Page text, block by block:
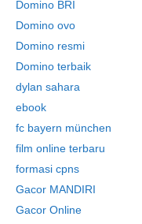
Domino BRI
Domino ovo
Domino resmi
Domino terbaik
dylan sahara
ebook
fc bayern münchen
film online terbaru
formasi cpns
Gacor MANDIRI
Gacor Online